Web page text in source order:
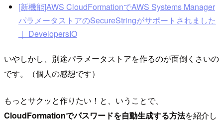
[新機能]AWS CloudFormationでAWS Systems Manager
パラメータストアのSecureStringがサポートされました
｜ DevelopersIO
いやしかし、別途パラメータストアを作るのが面倒くさいの
です。（個人の感想です）
もっとサクッと作りたい！と、いうことで、
CloudFormationでパスワードを自動生成する方法を紹介し